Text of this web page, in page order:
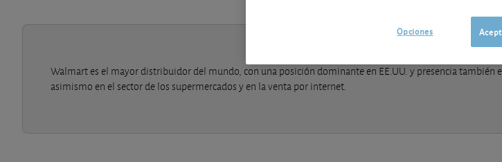
Walmart es el mayor distribuidor del mundo, con una posición dominante en EE.UU. y presencia también
asimismo en el sector de los supermercados y en la venta por internet.
Opciones